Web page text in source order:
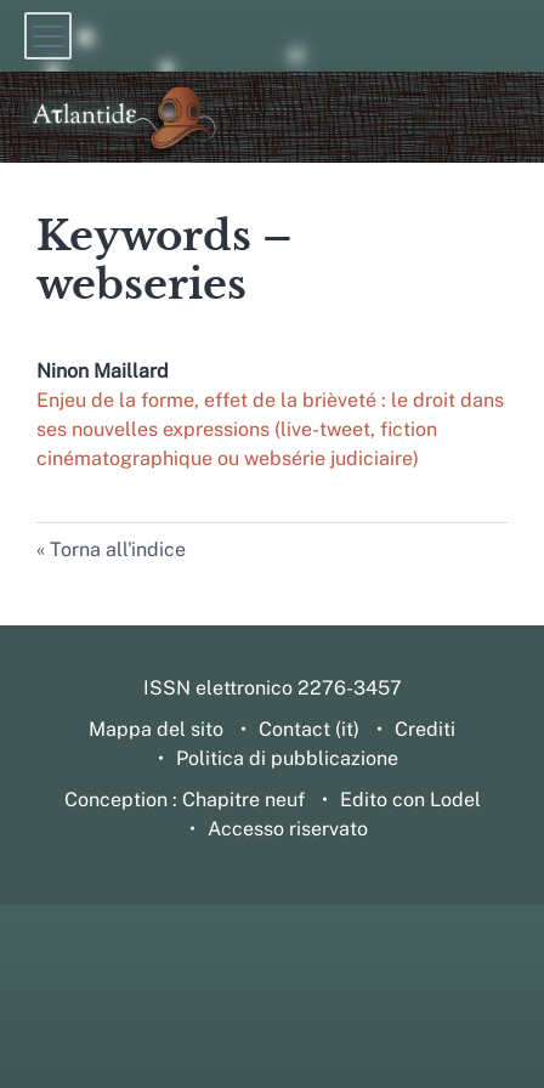
Keywords –
webseries
Ninon Maillard
Enjeu de la forme, effet de la brièveté : le droit dans
ses nouvelles expressions (live-tweet, fiction
cinématographique ou websérie judiciaire)
Torna all'indice
ISSN elettronico 2276-3457
Mappa del sito
Contact (it)
Crediti
Politica di pubblicazione
Conception : Chapitre neuf
Edito con Lodel
Accesso riservato